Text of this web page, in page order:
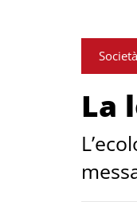
Società
La